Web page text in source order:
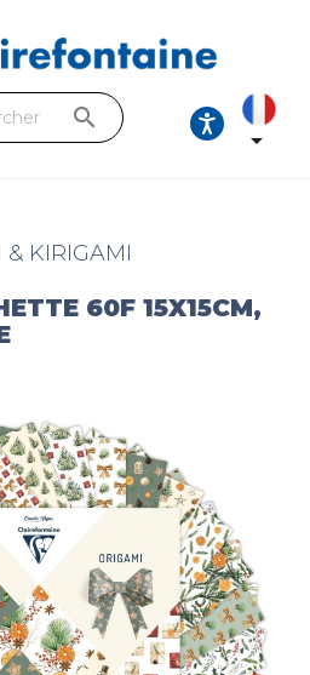
search

& KIRIGAMI
60F 15X15CM,